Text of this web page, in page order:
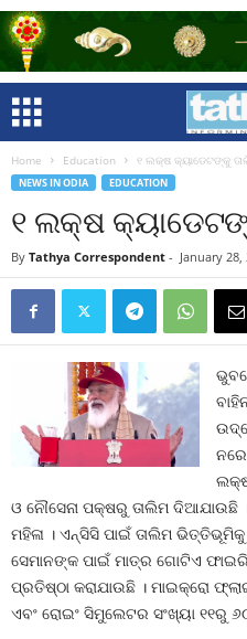
Home Education ୧ ଲକ୍ଷ କ୍ୟାଡେଟଙ୍କୁ
NEWS IN ODIA EDUCATION
୧ ଲକ୍ଷ
By Tathya Correspondent - January 28,
ଓ ନୌସେନା ପକ୍ଷରୁ ତାଲିମ ଦିଆଯାଉଛି
ମହିଳା । ଏନ୍‌ସିସି ପାଇଁ ତାଲିମ
ସେମାନଙ୍କ ପାଇଁ ମାତ୍ର ଗୋଟିଏ
ପ୍ରତିଷ୍ଠା କରାଯାଉଛି । ମାଇକ୍ରୋ
ଏବଂ ରୋଇଂ ସିମୁଲେଟର ସଂଖ୍ୟା ୧୧ରୁ